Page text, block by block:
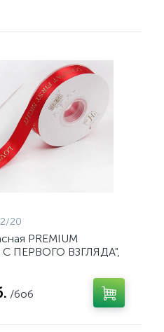
20
PREMIUM
ПЕРВОГО ВЗГЛЯДА",
/боб